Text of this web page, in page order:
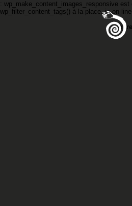
: wp_make_content_images_responsive est
wp_filter_content_tags() à la place. inon line